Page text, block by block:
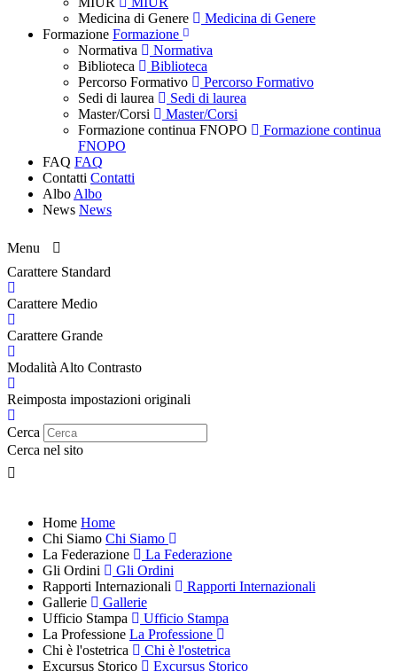
Medicina di Genere
Medicina di Genere
Formazione Formazione
Normativa
Normativa
Biblioteca
Biblioteca
Percorso Formativo
Percorso Formativo
Sedi di laurea
Sedi di laurea
Master/Corsi
Master/Corsi
Formazione continua FNOPO
Formazione continua
FNOPO
FAQ FAQ
Contatti Contatti
Albo Albo
News News
Menu
Carattere Standard
Carattere Medio
Carattere Grande
Modalità Alto Contrasto
Reimposta impostazioni originali
Cerca
Cerca nel sito
Home Home
Chi Siamo Chi Siamo
La Federazione
La Federazione
Gli Ordini
Gli Ordini
Rapporti Internazionali
Rapporti Internazionali
Gallerie
Gallerie
Ufficio Stampa
Ufficio Stampa
La Professione La Professione
Chi è l'ostetrica
Chi è l'ostetrica
Excursus Storico
Excursus Storico